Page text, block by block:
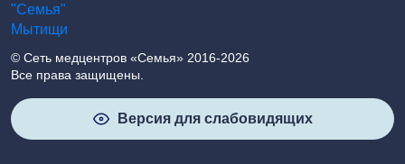
© Сеть медцентров «Семья» 2016-2026
Все права защищены.
Версия для слабовидящих